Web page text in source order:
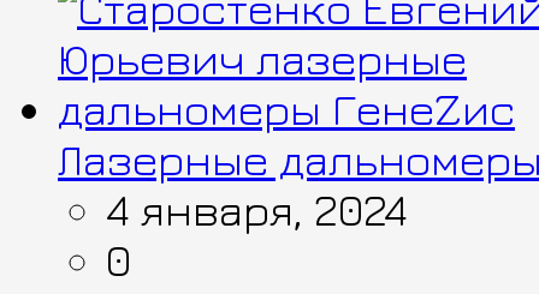
Лазерные
4 января, 2024
0